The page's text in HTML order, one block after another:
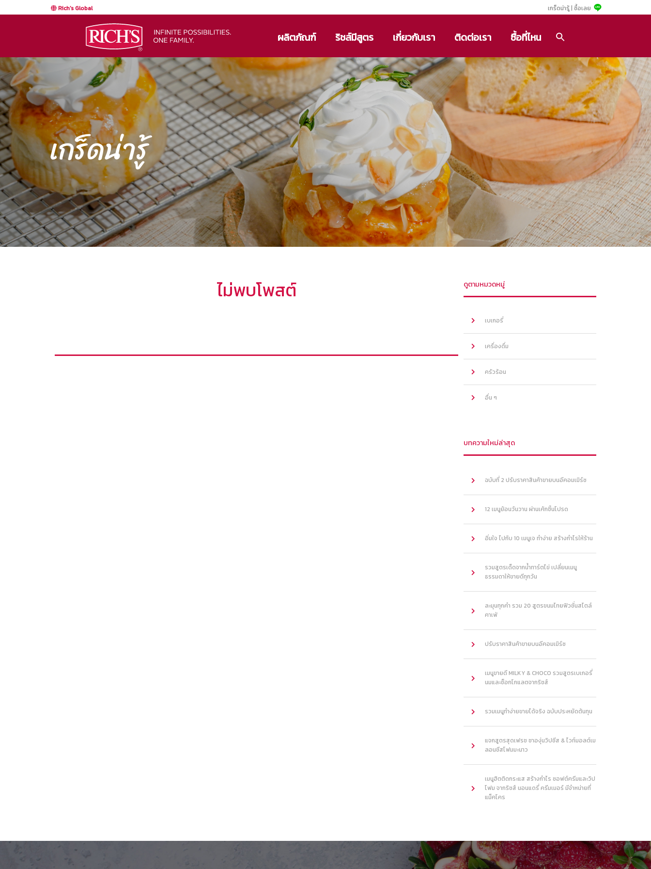
Rich's Global เกร็ดน่ารู้ | ซื้อเลย
ผลิตภัณฑ์ ริชส์มีสูตร เกี่ยวกับเรา ติดต่อเรา ซื้อที่ไหน
เกร็ดน่ารู้
ไม่พบโพสต์ ดูตามหมวดหมู่
เบเกอรี่
เครื่องดื่ม
ครัวร้อน
อื่น ๆ
บทความใหม่ล่าสุด
ฉบับที่ 2 ปรับราคาสินค้าขายบนอีคอมเมิร์ซ
12 เมนูย้อนวันวาน ผ่านเค้กชิ้นโปรด
อิ่มใจ ไปกับ 10 เมนูเจ ทำง่าย สร้างกำไรให้ร้าน
รวมสูตรเด็ดจากน้ำทาร์ตไข่ เปลี่ยนเมนู
ธรรมดาให้ขายดีทุกวัน
ละมุนทุกคำ รวม 20 สูตรขนมไทยฟิวชั่นสไตล์
คาเฟ่
ปรับราคาสินค้าขายบนอีคอมเมิร์ซ
เมนูขายดี MILKY & CHOCO รวมสูตรเบเกอรี่
นมและช็อกโกแลตจากริชส์
รวมเมนูทำง่ายขายได้จริง ฉบับประหยัดต้นทุน
แจกสูตรสุดเฟรช ชาองุ่นวิปชีส & ไวท์มอลต์เม
ลอนชีสโฟมมะนาว
เมนูฮิตติดกระแส สร้างกำไร ซอฟต์ครีมและวิป
โฟม จากริชส์ นอนแดรี่ ครีมเมอร์ มีจำหน่ายที่
แม็คโคร